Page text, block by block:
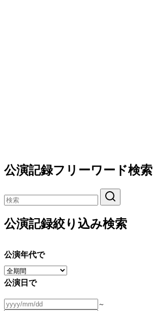
公演記録フリーワード検索
公演記録絞り込み検索
公演年代で
公演日で
～